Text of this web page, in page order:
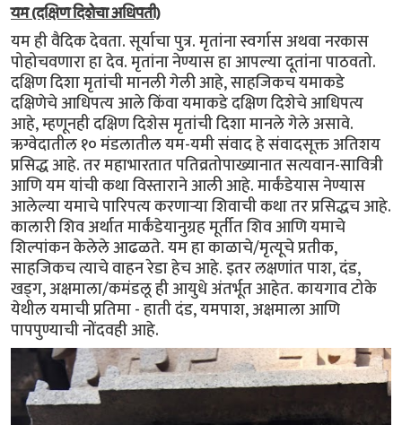
यम (दक्षिण दिशेचा अधिपती)
यम ही वैदिक देवता. सूर्याचा पुत्र. मृतांना स्वर्गास अथवा नरकास
पोहोचवणारा हा देव. मृतांना नेण्यास हा आपल्या दूतांना पाठवतो.
दक्षिण दिशा मृतांची मानली गेली आहे, साहजिकच यमाकडे
दक्षिणेचे आधिपत्य आले किंवा यमाकडे दक्षिण दिशेचे आधिपत्य
आहे, म्हणूनही दक्षिण दिशेस मृतांची दिशा मानले गेले असावे.
ऋग्वेदातील १० मंडलातील यम-यमी संवाद हे संवादसूक्त अतिशय
प्रसिद्ध आहे. तर महाभारतात पतिव्रतोपाख्यानात सत्यवान-सावित्री
आणि यम यांची कथा विस्ताराने आली आहे. मार्कंडेयास नेण्यास
आलेल्या यमाचे पारिपत्य करणार्‍या शिवाची कथा तर प्रसिद्धच आहे.
कालारी शिव अर्थात मार्कंडेयानुग्रह मूर्तीत शिव आणि यमाचे
शिल्पांकन केलेले आढळते. यम हा काळाचे/मृत्यूचे प्रतीक,
साहजिकच त्याचे वाहन रेडा हेच आहे. इतर लक्षणांत पाश, दंड,
खड्ग, अक्षमाला/कमंडलू ही आयुधे अंतर्भूत आहेत. कायगाव टोके
येथील यमाची प्रतिमा - हाती दंड, यमपाश, अक्षमाला आणि
पापपुण्याची नोंदवही आहे.